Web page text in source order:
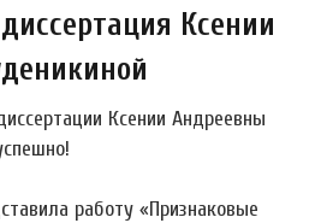
Ксении
Ксении Андреевны
работу «Признаковые